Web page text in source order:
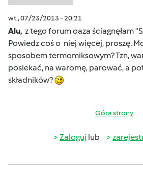
wt., 07/23/2013 - 20:21
Alu, z tego forum oaza ściagnęłam
Powiedz coś o niej więcej, proszę.
sposobem termomiksowym? Tzn,
posiekać, na waromę, parować, a
składników?
Góra strony
Zaloguj lub